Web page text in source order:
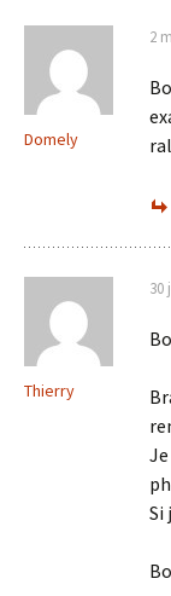
Domely
2
Thierry
30
Si